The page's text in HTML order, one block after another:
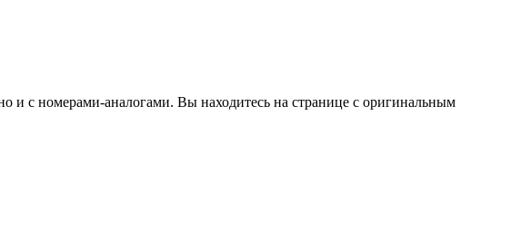
и с номерами-аналогами. Вы находитесь на странице с оригинальным